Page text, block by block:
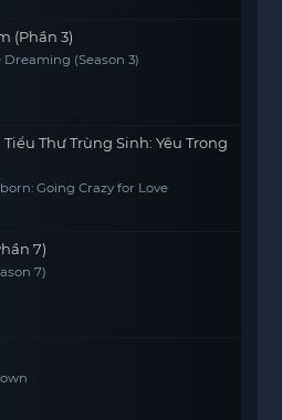
(Phần 3)
(Season 3)
Thư Trùng Sinh: Yêu Trong
Going Crazy for Love
7)
7)